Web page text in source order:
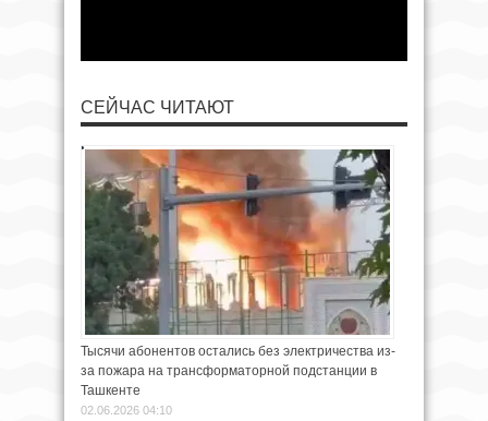
СЕЙЧАС ЧИТАЮТ
Тысячи абонентов остались без электричества из-
за пожара на трансформаторной подстанции в
Ташкенте
02.06.2026 04:10